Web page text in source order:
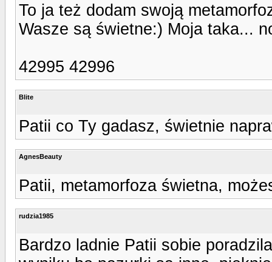
To ja też dodam swoją
Wasze są świetne:) Moja taka...
42995 42996
Blite
Patii co Ty gadasz, świetnie
AgnesBeauty
Patii, metamorfoza świetna,
rudzia1985
Bardzo ladnie Patii sobie